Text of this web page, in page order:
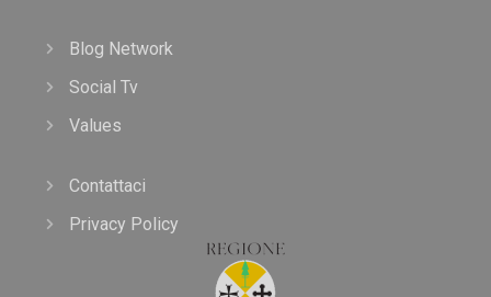
Blog Network
Social Tv
Values
Contattaci
Privacy Policy